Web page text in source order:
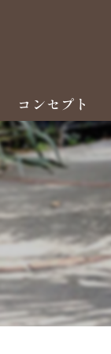
コンセプト
よくある質問